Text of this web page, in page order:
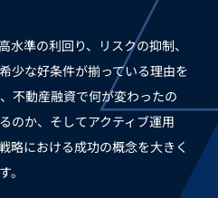
水準の利回り、リスクの抑制、
少な好条件が揃っている理由を
不動産融資で何が変わったの
のか、そしてアクティブ運用
略における成功の概念を大きく
。